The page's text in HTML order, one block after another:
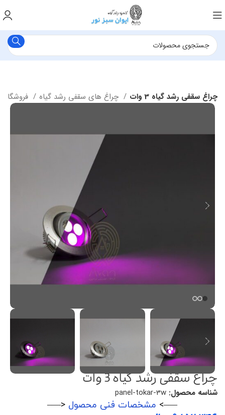
فروشگاه چراغ های سقفی رشد گیاه چراغ سقفی رشد گیاه 3 وات
چراغ سقفی رشد گیاه 3 وات
شناسه محصول:panel-tokar-3w
—–> مشخصات فنی محصول <—–